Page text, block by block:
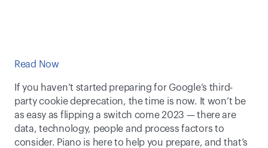
Read Now
If you haven’t started preparing for Google’s third-
party cookie deprecation, the time is now. It won’t be
as easy as flipping a switch come 2023 — there are
data, technology, people and process factors to
consider. Piano is here to help you prepare, and that’s